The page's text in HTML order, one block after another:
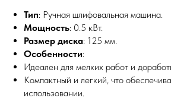
Тип: Ручная шлифовальная машина.
Мощность: 0.5 кВт.
Размер диска: 125 мм.
Особенности:
Идеален для мелких работ и
Компактный и легкий, что
использовании.